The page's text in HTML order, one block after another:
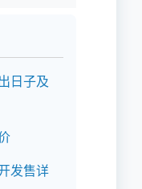
日子及
发售详